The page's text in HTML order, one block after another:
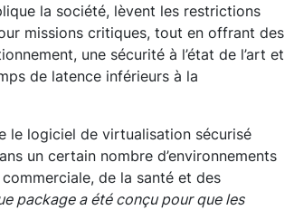
la société, lèvent les restrictions
missions critiques, tout en offrant des
une sécurité à l’état de l’art et
de latence inférieurs à la
le logiciel de virtualisation sécurisé
un certain nombre d’environnements
de la santé et des
package a été conçu pour que les